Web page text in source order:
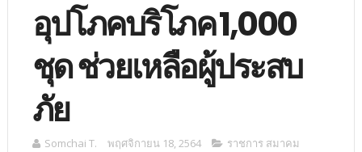
อุปโภคบริโภค 1,000
ชุด ช่วยเหลือผู้ประสบ
ภัย
Somchai T. พฤศจิกายน 18, 2564
ราชการ สมาคม